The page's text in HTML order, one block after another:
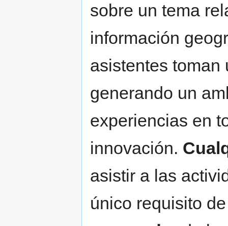
sobre un tema
información
asistentes
generando un
experiencias en
innovación.
asistir a las
único requisito